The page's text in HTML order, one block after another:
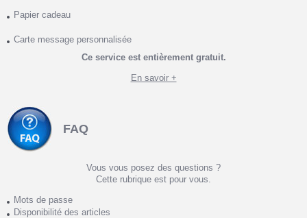
Papier cadeau
Carte message personnalisée
Ce service est entièrement gratuit.
En savoir +
FAQ
Vous vous posez des questions ?
Cette rubrique est pour vous.
Mots de passe
Disponibilité des articles